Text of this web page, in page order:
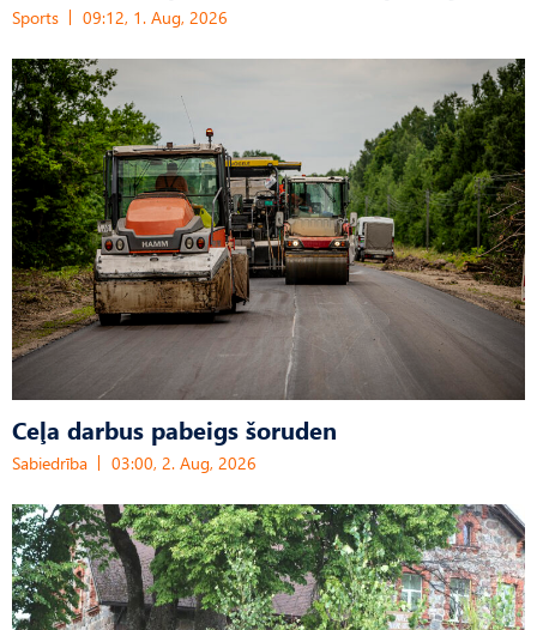
Sports 09:12, 1. Aug, 2026
Ceļa darbus pabeigs šoruden
Sabiedrība 03:00, 2. Aug, 2026